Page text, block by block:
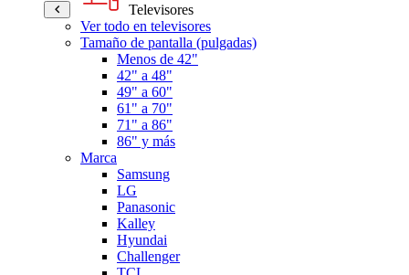
Televisores
Ver todo en televisores
Tamaño de pantalla (pulgadas)
Menos de 42"
42" a 48"
49" a 60"
61" a 70"
71" a 86"
86" y más
Marca
Samsung
LG
Panasonic
Kalley
Hyundai
Challenger